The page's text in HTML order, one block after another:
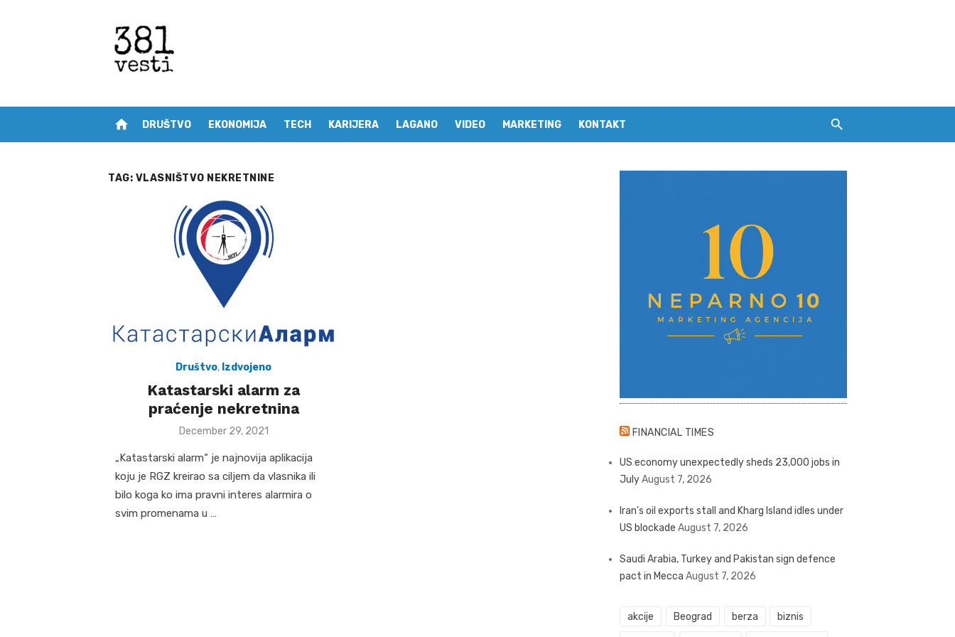
home DRUŠTVO EKONOMIJA TECH KARIJERA LAGANO VIDEO MARKETING KONTAKT
TAG: VLASNIŠTVO NEKRETNINE
Društvo, Izdvojeno
Katastarski alarm za
praćenje nekretnina
Posted
December 29, 2021
„Katastarski alarm“ je najnovija aplikacija
koju je RGZ kreirao sa ciljem da vlasnika ili
bilo koga ko ima pravni interes alarmira o
svim promenama u …
FINANCIAL TIMES
US economy unexpectedly sheds 23,000 jobs in
JulyAugust 7, 2026
Iran’s oil exports stall and Kharg Island idles under
US blockade August 7, 2026
Saudi Arabia, Turkey and Pakistan sign defence
pact in Mecca August 7, 2026
akcije Beograd berza biznis